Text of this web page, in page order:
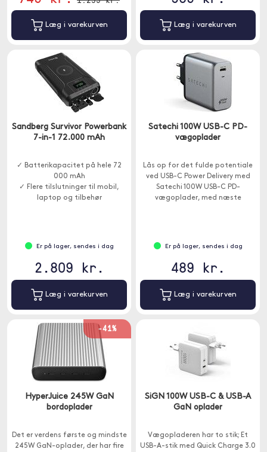
Læg i varekurven Læg i varekurven
Sandberg Survivor Powerbank
7-in-1 72.000 mAh
✓ Batterikapacitet på hele 72
000 mAh
✓ Flere tilslutninger til mobil,
laptop og tilbehør
Er på lager, sendes i dag
2.809 kr.
Læg i varekurven
Satechi 100W USB-C PD-
vægoplader
Lås op for det fulde potentiale
ved USB-C Power Delivery med
Satechi 100W USB-C PD-
vægoplader, med næste
Er på lager, sendes i dag
489 kr.
Læg i varekurven
-41%
HyperJuice 245W GaN
bordoplader
Det er verdens første og mindste
245W GaN-oplader, der har fire
SiGN 100W USB-C & USB-A
GaN oplader
Vægopladeren har to stik; Et
USB-A-stik med Quick Charge 3.0